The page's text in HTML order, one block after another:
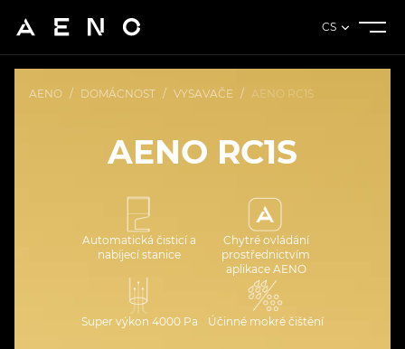
CS
AENO / DOMÁCNOST / VYSAVAČE / AENO RC1S
AENO RC1S
Automatická čisticí a
nabíjecí stanice
Chytré ovládání
prostřednictvím
aplikace AENO
Super výkon 4000 Pa Účinné mokré čištění